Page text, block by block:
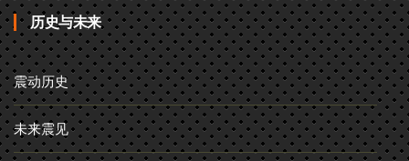
历史与未来
震动历史
未来震见